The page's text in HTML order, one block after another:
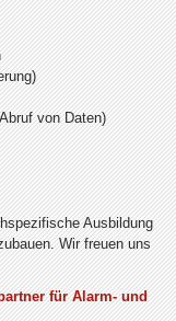
von Daten)
Ausbildung
Wir freuen uns
für Alarm- und